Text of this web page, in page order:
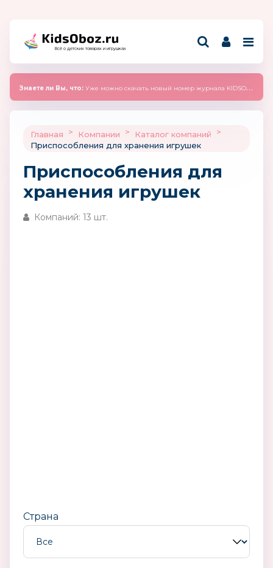
Всё о детских товарах и игрушках
Знаете ли Вы, что: Уже можно скачать новый номер журнала KIDSOBOZ 2025 (сентябрь)
Главная > Компании > Каталог компаний
>
Приспособления для хранения игрушек
Приспособления для
хранения игрушек
Компаний: 13 шт.
Страна